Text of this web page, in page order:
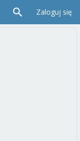
Zaloguj się